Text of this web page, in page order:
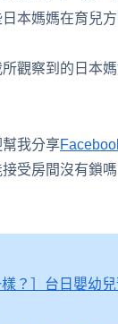
本媽媽在育兒方
觀察到的日本
我分享
受房間沒有鎖
樣？］台日嬰幼